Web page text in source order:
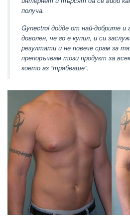
получа.
Gynectrol дойде от най-добрите и
доволен, че го е купил, и си
резултати и не повече срам за
препоръчвам този продукт за
което аз “трябваше”.